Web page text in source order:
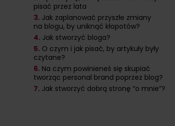
pisać przez lata
3. Jak zaplanować przyszłe zmiany
na blogu, by uniknąć kłopotów?
4. Jak stworzyć bloga?
5. O czym i jak pisać, by artykuły były
czytane?
6. Na czym powinieneś się skupiać
tworząc personal brand poprzez blog?
7. Jak stworzyć dobrą stronę “o mnie”?